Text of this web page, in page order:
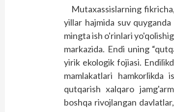
Mutaxassislarning
yillar hajmida suv
mingta ish o'rinlari
markazida. Endi uning
yirik ekologik fojiasi.
mamlakatlari
qutqarish xalqaro
boshqa rivojlangan